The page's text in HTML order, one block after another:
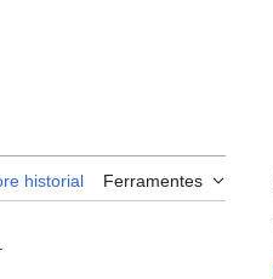
historial Ferramentes